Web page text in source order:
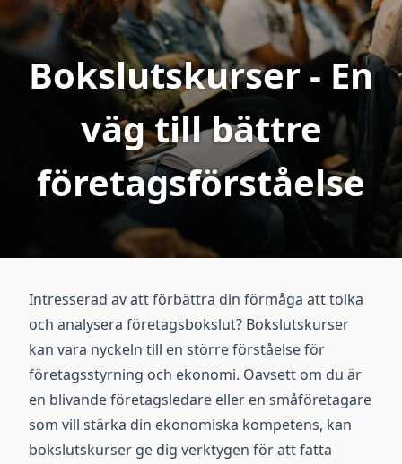
Bokslutskurser - En
väg till bättre
företagsförståelse
Intresserad av att förbättra din förmåga att tolka
och analysera företagsbokslut? Bokslutskurser
kan vara nyckeln till en större förståelse för
företagsstyrning och ekonomi. Oavsett om du är
en blivande företagsledare eller en småföretagare
som vill stärka din ekonomiska kompetens, kan
bokslutskurser ge dig verktygen för att fatta